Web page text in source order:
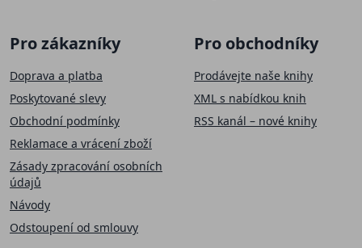
Pro zákazníky
Doprava a platba
Poskytované slevy
Obchodní podmínky
Reklamace a vrácení zboží
Zásady zpracování osobních
údajů
Návody
Odstoupení od smlouvy
Pro obchodníky
Prodávejte naše knihy
XML s nabídkou knih
RSS kanál – nové knihy